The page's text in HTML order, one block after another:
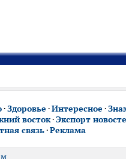
·Здоровье ·Интересное ·
восток·Экспорт
связь·Реклама